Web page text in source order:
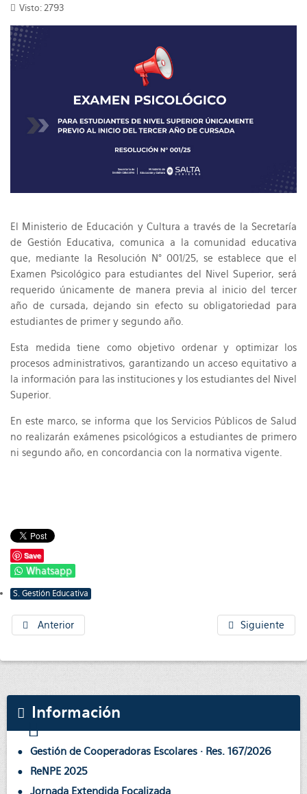
Visto: 2793
El Ministerio de Educación y Cultura a través de la Secretaría
de Gestión Educativa, comunica a la comunidad educativa
que, mediante la Resolución N° 001/25, se establece que el
Examen Psicológico para estudiantes del Nivel Superior, será
requerido únicamente de manera previa al inicio del tercer
año de cursada, dejando sin efecto su obligatoriedad para
estudiantes de primer y segundo año.
Esta medida tiene como objetivo ordenar y optimizar los
procesos administrativos, garantizando un acceso equitativo a
la información para las instituciones y los estudiantes del Nivel
Superior.
En este marco, se informa que los Servicios Públicos de Salud
no realizarán exámenes psicológicos a estudiantes de primero
ni segundo año, en concordancia con la normativa vigente.
Save
Whatsapp
S. Gestión Educativa
Anterior Siguiente
Información
Gestión de Cooperadoras Escolares · Res. 167/2026
ReNPE 2025
Jornada Extendida Focalizada